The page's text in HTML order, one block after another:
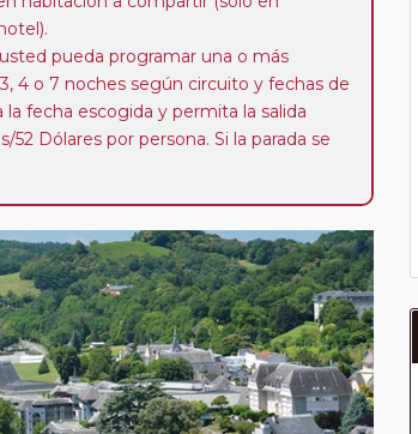
pueda programar una o más
4 o 7 noches según circuito y fechas de
fecha escogida y permita la salida
Dólares por persona. Si la parada se
a los pasajeros que ya hayan viajado
o los que estén en luna de miel